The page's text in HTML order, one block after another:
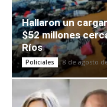
Hallaron un
$52 millones
Ríos
Policiales 8 de agosto